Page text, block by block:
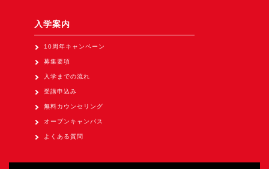
《求人》
求人申込み
入学案内
10周年キャンペーン
募集要項
入学までの流れ
受講申込み
無料カウンセリング
オープンキャンパス
よくある質問